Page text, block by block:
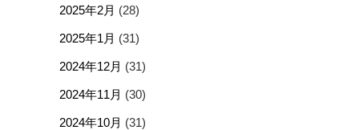
2025年2月 (28)
2025年1月 (31)
2024年12月 (31)
2024年11月 (30)
2024年10月 (31)